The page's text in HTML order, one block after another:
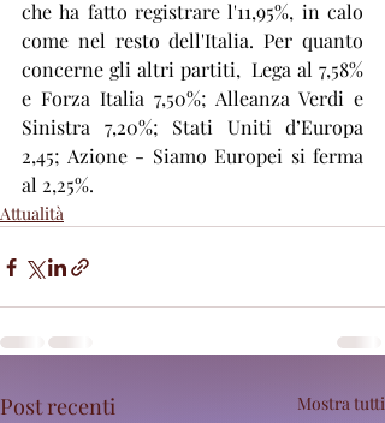
che ha fatto registrare l'11,95%, in calo
come nel resto dell'Italia. Per quanto
concerne gli altri partiti,  Lega al 7,58%
e Forza Italia 7,50%; Alleanza Verdi e
Sinistra 7,20%; Stati Uniti d’Europa
2,45; Azione - Siamo Europei si ferma
al 2,25%.
Attualità
Post recenti Mostra tutti